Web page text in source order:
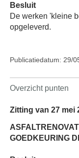
Besluit
De werken 'kleine
opgeleverd.
Publicatiedatum: 29/
Overzicht punten
Zitting van 27 mei
GOEDKEURING